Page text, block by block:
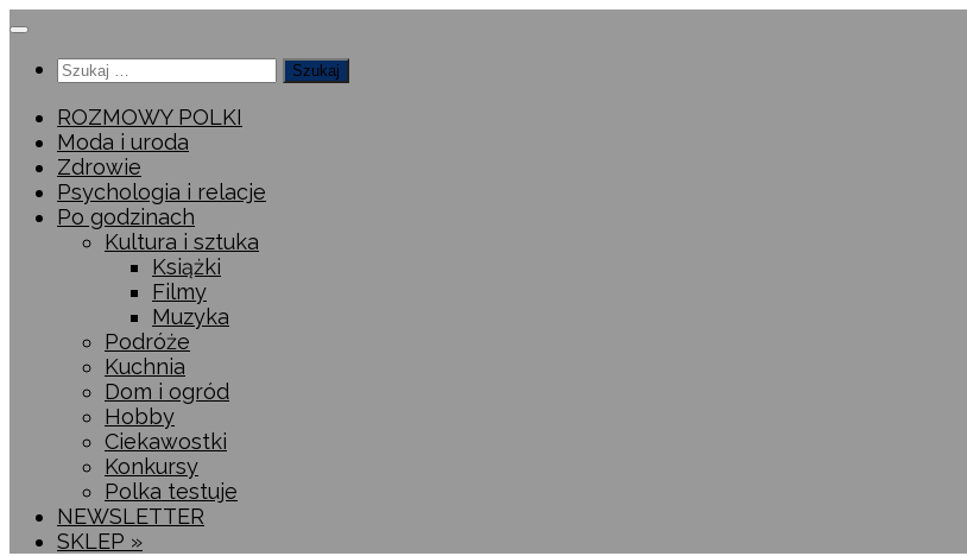
Przeskocz
treściSzukaj:
ROZMOWY POLKI
Moda i uroda
Zdrowie
Psychologia i relacje
Po godzinach
Kultura i sztuka
Książki
Filmy
Muzyka
Podróże
Kuchnia
Dom i ogród
Hobby
Ciekawostki
Konkursy
Polka testuje
NEWSLETTER
SKLEP »